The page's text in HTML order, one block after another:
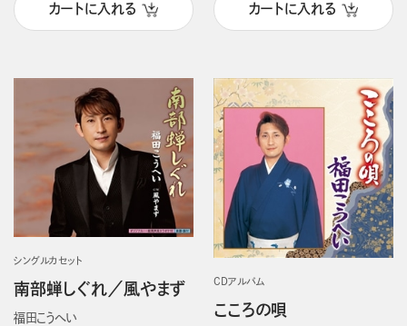
カートに入れる カートに入れる
シングルカセット
南部蝉しぐれ／風やまず
福田こうへい
CDアルバム
こころの唄